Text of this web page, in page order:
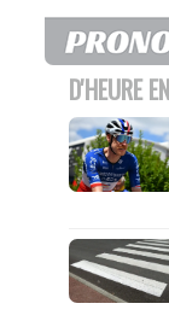
D'HEURE